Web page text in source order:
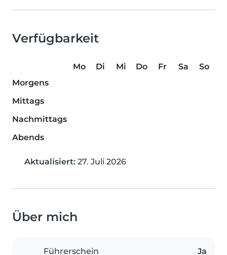
Verfügbarkeit
Mo Di Mi Do Fr Sa
So
Morgens
Mittags
Nachmittags
Abends
Aktualisiert: 27. Juli 2026
Über mich
Führerschein Ja